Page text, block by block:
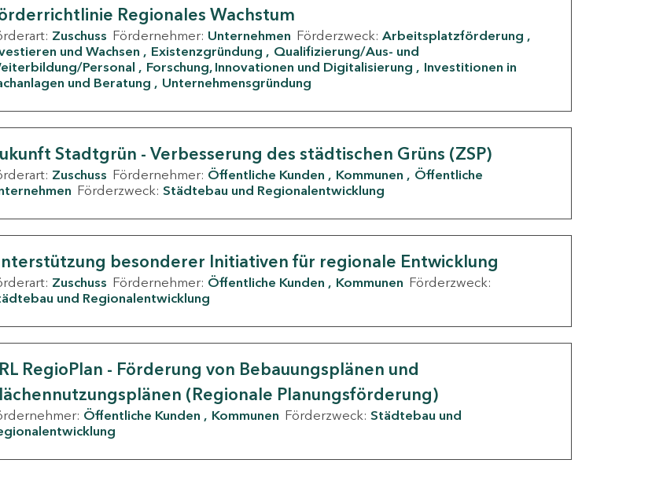
Regionales Wachstum
Zuschuss Fördernehmer: Unternehmen Förderzweck: Arbeitsplatzförderung
und Wachsen
Existenzgründung
Qualifizierung/Aus- und
Personal
Forschung, Innovationen und Digitalisierung
Investitionen in
und Beratung
Unternehmensgründung
Stadtgrün - Verbesserung des städtischen Grüns (ZSP)
Zuschuss Fördernehmer: Öffentliche Kunden Kommunen
Öffentliche
Förderzweck: Städtebau und Regionalentwicklung
besonderer Initiativen für regionale Entwicklung
Zuschuss Fördernehmer: Öffentliche Kunden Kommunen Förderzweck:
und Regionalentwicklung
RegioPlan - Förderung von Bebauungsplänen und
(Regionale Planungsförderung)
Öffentliche Kunden Kommunen Förderzweck: Städtebau und